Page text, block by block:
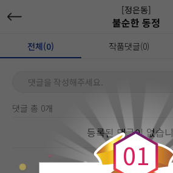
[정은동]
불순한 동정
전체(0) 작품댓글(0)
댓글을 작성해주세요.
댓글 총 0개
등록된 댓글이 없습
0
0
1